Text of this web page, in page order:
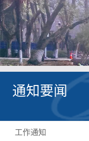
通知要闻
工作通知